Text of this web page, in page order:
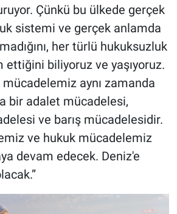
Çünkü bu ülkede gerçek
sistemi ve gerçek anlamda
her türlü hukuksuzluk
biliyoruz ve yaşıyoruz.
aynı zamanda
bir adalet mücadelesi,
ve barış mücadelesidir.
ve hukuk mücadelemiz
devam edecek. Deniz'e